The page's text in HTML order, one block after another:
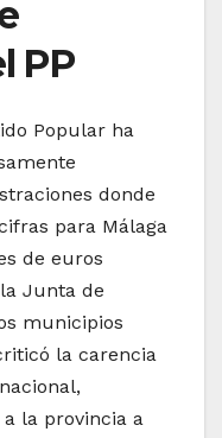
PP
Popular ha
donde
para Málaga
de euros
Junta de
municipios
la carencia
la provincia a